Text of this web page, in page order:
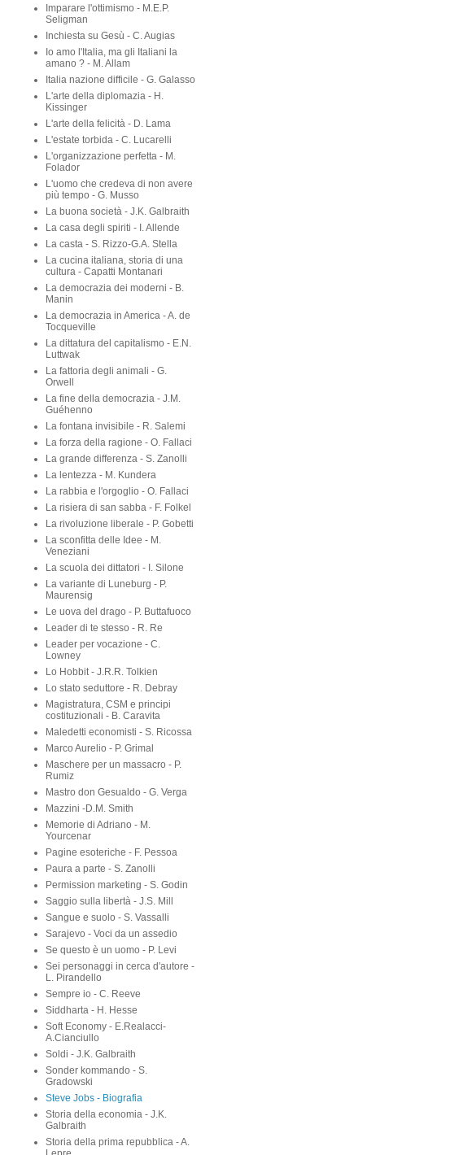
Imparare l'ottimismo - M.E.P.
Seligman
Inchiesta su Gesù - C. Augias
Io amo l'Italia, ma gli Italiani la
amano ? - M. Allam
Italia nazione difficile - G. Galasso
L'arte della diplomazia - H.
Kissinger
L'arte della felicità - D. Lama
L'estate torbida - C. Lucarelli
L'organizzazione perfetta - M.
Folador
L'uomo che credeva di non avere
più tempo - G. Musso
La buona società - J.K. Galbraith
La casa degli spiriti - I. Allende
La casta - S. Rizzo-G.A. Stella
La cucina italiana, storia di una
cultura - Capatti Montanari
La democrazia dei moderni - B.
Manin
La democrazia in America - A. de
Tocqueville
La dittatura del capitalismo - E.N.
Luttwak
La fattoria degli animali - G.
Orwell
La fine della democrazia - J.M.
Guéhenno
La fontana invisibile - R. Salemi
La forza della ragione - O. Fallaci
La grande differenza - S. Zanolli
La lentezza - M. Kundera
La rabbia e l'orgoglio - O. Fallaci
La risiera di san sabba - F. Folkel
La rivoluzione liberale - P. Gobetti
La sconfitta delle Idee - M.
Veneziani
La scuola dei dittatori - I. Silone
La variante di Luneburg - P.
Maurensig
Le uova del drago - P. Buttafuoco
Leader di te stesso - R. Re
Leader per vocazione - C.
Lowney
Lo Hobbit - J.R.R. Tolkien
Lo stato seduttore - R. Debray
Magistratura, CSM e principi
costituzionali - B. Caravita
Maledetti economisti - S. Ricossa
Marco Aurelio - P. Grimal
Maschere per un massacro - P.
Rumiz
Mastro don Gesualdo - G. Verga
Mazzini -D.M. Smith
Memorie di Adriano - M.
Yourcenar
Pagine esoteriche - F. Pessoa
Paura a parte - S. Zanolli
Permission marketing - S. Godin
Saggio sulla libertà - J.S. Mill
Sangue e suolo - S. Vassalli
Sarajevo - Voci da un assedio
Se questo è un uomo - P. Levi
Sei personaggi in cerca d'autore -
L. Pirandello
Sempre io - C. Reeve
Siddharta - H. Hesse
Soft Economy - E.Realacci-
A.Cianciullo
Soldi - J.K. Galbraith
Sonder kommando - S.
Gradowski
Steve Jobs - Biografia
Storia della economia - J.K.
Galbraith
Storia della prima repubblica - A.